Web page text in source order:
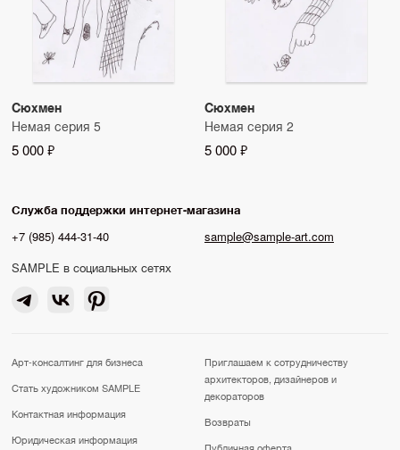
Сюхмен
Немая серия 5
5 000 ₽
Сюхмен
Немая серия 2
5 000 ₽
Служба поддержки интернет-магазина
+7 (985) 444-31-40
sample@sample-art.com
SAMPLE в социальных сетях
Арт-консалтинг для бизнеса
Стать художником SAMPLE
Контактная информация
Юридическая информация
Приглашаем к сотрудничеству
архитекторов, дизайнеров и
декораторов
Возвраты
Публичная оферта